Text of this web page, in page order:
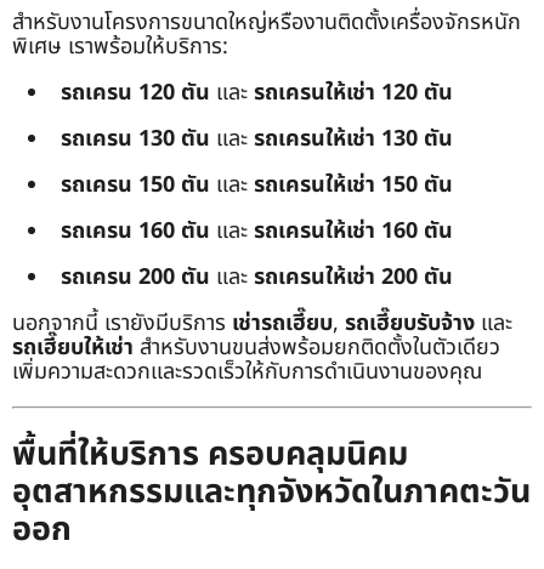
สำหรับงานโครงการขนาดใหญ่หรืองานติดตั้งเครื่องจักรหนัก
พิเศษ เราพร้อมให้บริการ:
รถเครน 120 ตัน และรถเครนให้เช่า 120 ตัน
รถเครน 130 ตัน และรถเครนให้เช่า 130 ตัน
รถเครน 150 ตัน และรถเครนให้เช่า 150 ตัน
รถเครน 160 ตัน และรถเครนให้เช่า 160 ตัน
รถเครน 200 ตัน และรถเครนให้เช่า 200 ตัน
นอกจากนี้ เรายังมีบริการ เช่ารถเฮี๊ยบ, รถเฮี๊ยบรับจ้าง และ
รถเฮี๊ยบให้เช่า สำหรับงานขนส่งพร้อมยกติดตั้งในตัวเดียว
เพิ่มความสะดวกและรวดเร็วให้กับการดำเนินงานของคุณ
พื้นที่ให้บริการ ครอบคลุมนิคม
อุตสาหกรรมและทุกจังหวัดในภาคตะวัน
ออก